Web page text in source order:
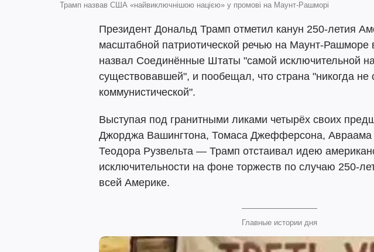
Трамп назвав США «найвиключнішою нацією» у промові на Маунт-Рашморі
Президент Дональд Трамп отметил канун 250-летия
масштабной патриотической речью на Маунт-Рашморе
назвал Соединённые Штаты "самой исключительной
существовавшей", и пообещал, что страна "никогда не
коммунистической".
Выступая под гранитными ликами четырёх своих
Джорджа Вашингтона, Томаса Джефферсона, Авраама
Теодора Рузвельта — Трамп отстаивал идею
исключительности на фоне торжеств по случаю 250-
всей Америке.
Главные истории дня